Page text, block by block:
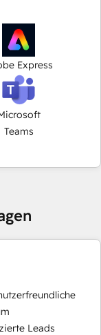
Express
Teams
Leads